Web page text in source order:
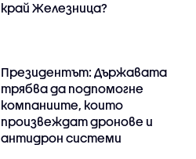
край Железница?
Президентът: Държавата
трябва да подпомогне
компаниите, които
произвеждат дронове и
антидрон системи